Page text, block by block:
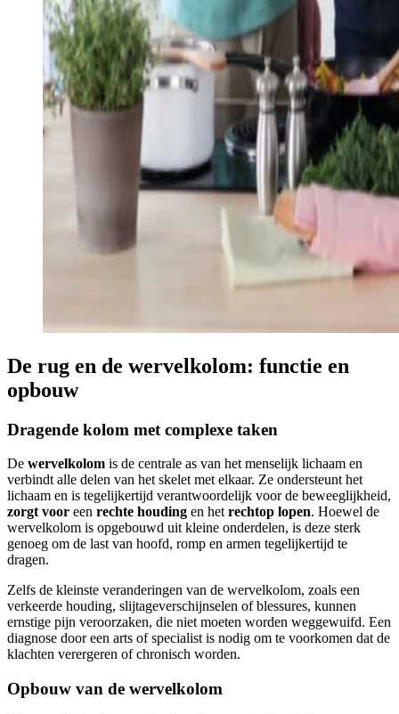
De rug en de wervelkolom: functie en
opbouw
Dragende kolom met complexe taken
De wervelkolom is de centrale as van het menselijk lichaam en
verbindt alle delen van het skelet met elkaar. Ze ondersteunt het
lichaam en is tegelijkertijd verantwoordelijk voor de beweeglijkheid,
zorgt voor een rechte houding en hetrechtop lopen. Hoewel de
wervelkolom is opgebouwd uit kleine onderdelen, is deze sterk
genoeg om de last van hoofd, romp en armen tegelijkertijd te
dragen.
Zelfs de kleinste veranderingen van de wervelkolom, zoals een
verkeerde houding, slijtageverschijnselen of blessures, kunnen
ernstige pijn veroorzaken, die niet moeten worden weggewuifd. Een
diagnose door een arts of specialist is nodig om te voorkomen dat de
klachten verergeren of chronisch worden.
Opbouw van de wervelkolom